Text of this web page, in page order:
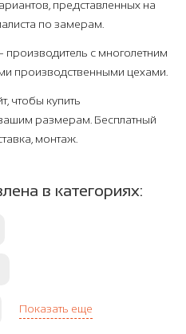
представленных на
по замерам.
с многолетним
производственными цехами.
чтобы купить
размерам. Бесплатный
монтаж.
в категориях:
Показать еще